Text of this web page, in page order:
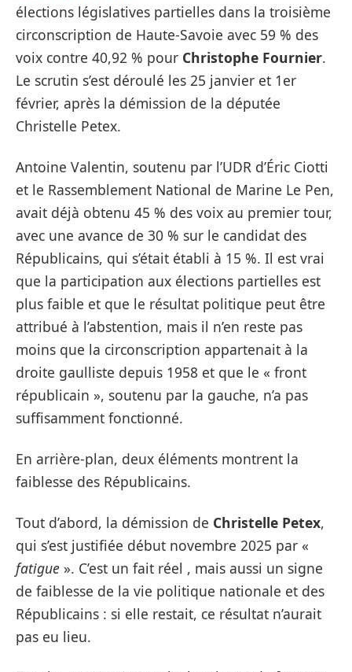
élections législatives partielles dans la troisième
circonscription de Haute-Savoie avec 59 % des
voix contre 40,92 % pour Christophe Fournier.
Le scrutin s’est déroulé les 25 janvier et 1er
février, après la démission de la députée
Christelle Petex.
Antoine Valentin, soutenu par l’UDR d’Éric Ciotti
et le Rassemblement National de Marine Le Pen,
avait déjà obtenu 45 % des voix au premier tour,
avec une avance de 30 % sur le candidat des
Républicains, qui s’était établi à 15 %. Il est vrai
que la participation aux élections partielles est
plus faible et que le résultat politique peut être
attribué à l’abstention, mais il n’en reste pas
moins que la circonscription appartenait à la
droite gaulliste depuis 1958 et que le « front
républicain », soutenu par la gauche, n’a pas
suffisamment fonctionné.
En arrière-plan, deux éléments montrent la
faiblesse des Républicains.
Tout d’abord, la démission de Christelle Petex,
qui s’est justifiée début novembre 2025 par «
fatigue ». C’est un fait réel , mais aussi un signe
de faiblesse de la vie politique nationale et des
Républicains : si elle restait, ce résultat n’aurait
pas eu lieu.